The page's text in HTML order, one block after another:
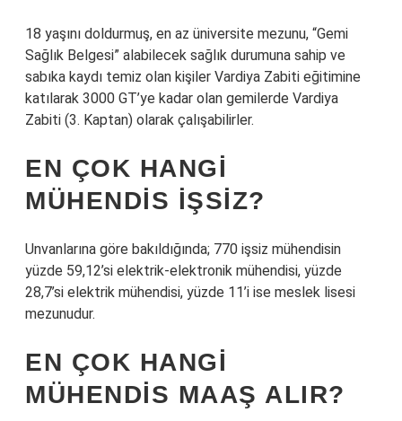
18 yaşını doldurmuş, en az üniversite mezunu, “Gemi
Sağlık Belgesi” alabilecek sağlık durumuna sahip ve
sabıka kaydı temiz olan kişiler Vardiya Zabiti eğitimine
katılarak 3000 GT’ye kadar olan gemilerde Vardiya
Zabiti (3. Kaptan) olarak çalışabilirler.
EN ÇOK HANGI
MÜHENDIS IŞSIZ?
Unvanlarına göre bakıldığında; 770 işsiz mühendisin
yüzde 59,12’si elektrik-elektronik mühendisi, yüzde
28,7’si elektrik mühendisi, yüzde 11’i ise meslek lisesi
mezunudur.
EN ÇOK HANGI
MÜHENDIS MAAŞ ALIR?